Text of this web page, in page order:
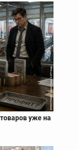
уже на